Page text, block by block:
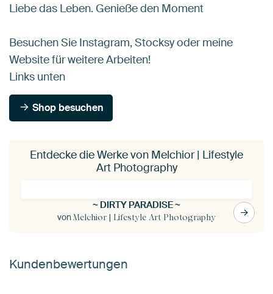
Liebe das Leben. Genieße den Moment
Besuchen Sie Instagram, Stocksy oder meine
Website für weitere Arbeiten!
Links unten
Shop besuchen
Entdecke die Werke von Melchior | Lifestyle
Art Photography
~ DIRTY PARADISE ~
vonMelchior | Lifestyle Art Photography
Kundenbewertungen